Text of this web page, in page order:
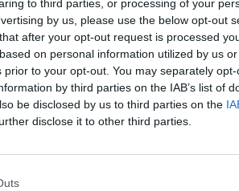
to third parties, or processing of your
by us, please use the below opt-out
after your opt-out request is processed
on personal information utilized by us
to your opt-out. You may separately
by third parties on the IAB’s list of
be disclosed by us to third parties on the
disclose it to other third parties.
nata negli anni ’80 e che ancora
e affidabile, oltre che poco
aspettata.
la apprezzano e la ricordano con
perché quel modello degli anni
i dettagli di un’iniziativa